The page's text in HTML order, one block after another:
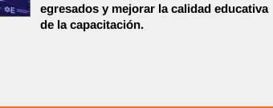
egresados y mejorar la calidad educativa
de la capacitación.